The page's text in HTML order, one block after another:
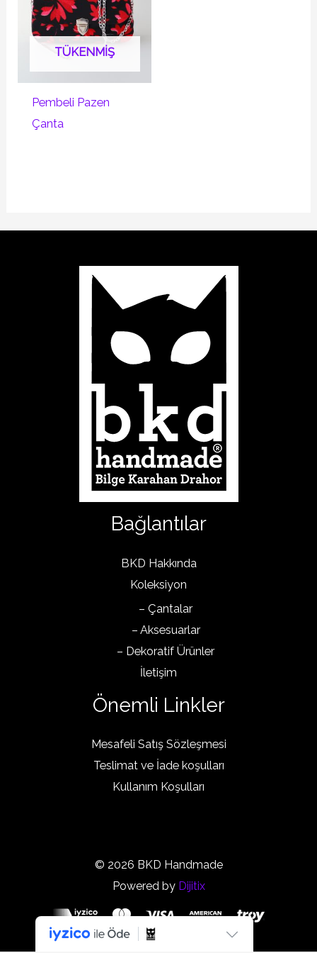
TÜKENMIŞ
Pembeli Pazen
Çanta
Bağlantılar
BKD Hakkında
Koleksiyon
– Çantalar
– Aksesuarlar
– Dekoratif Ürünler
İletişim
Önemli Linkler
Mesafeli Satış Sözleşmesi
Teslimat ve İade koşulları
Kullanım Koşulları
© 2026 BKD Handmade
Powered by Dijitix